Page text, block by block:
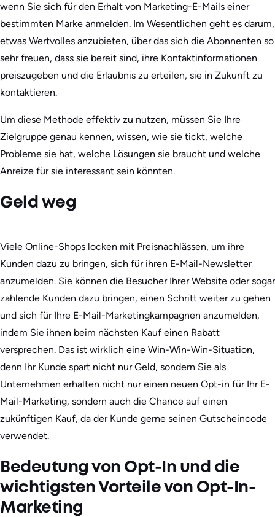
wenn Sie sich für den Erhalt von Marketing-E-Mails einer
bestimmten Marke anmelden. Im Wesentlichen geht es darum,
etwas Wertvolles anzubieten, über das sich die Abonnenten so
sehr freuen, dass sie bereit sind, ihre Kontaktinformationen
preiszugeben und die Erlaubnis zu erteilen, sie in Zukunft zu
kontaktieren.
Um diese Methode effektiv zu nutzen, müssen Sie Ihre
Zielgruppe genau kennen, wissen, wie sie tickt, welche
Probleme sie hat, welche Lösungen sie braucht und welche
Anreize für sie interessant sein könnten.
Geld weg
Viele Online-Shops locken mit Preisnachlässen, um ihre
Kunden dazu zu bringen, sich für ihren E-Mail-Newsletter
anzumelden. Sie können die Besucher Ihrer Website oder sogar
zahlende Kunden dazu bringen, einen Schritt weiter zu gehen
und sich für Ihre E-Mail-Marketingkampagnen anzumelden,
indem Sie ihnen beim nächsten Kauf einen Rabatt
versprechen. Das ist wirklich eine Win-Win-Win-Situation,
denn Ihr Kunde spart nicht nur Geld, sondern Sie als
Unternehmen erhalten nicht nur einen neuen Opt-in für Ihr E-
Mail-Marketing, sondern auch die Chance auf einen
zukünftigen Kauf, da der Kunde gerne seinen Gutscheincode
verwendet.
Bedeutung von Opt-In und die
wichtigsten Vorteile von Opt-In-
Marketing